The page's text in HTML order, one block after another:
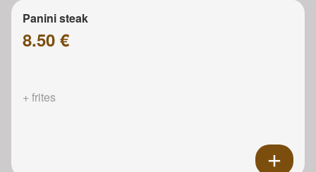
Panini steak
8.50 €
+ frites